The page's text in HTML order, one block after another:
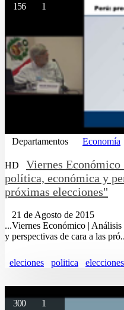
156 1
Departamentos Economía
HD Viernes
política, económica y
próximas elecciones"
21 de Agosto de 2015
...Viernes Económico | Análisis
y perspectivas de cara a las
eleciones politica elecciones
300 1